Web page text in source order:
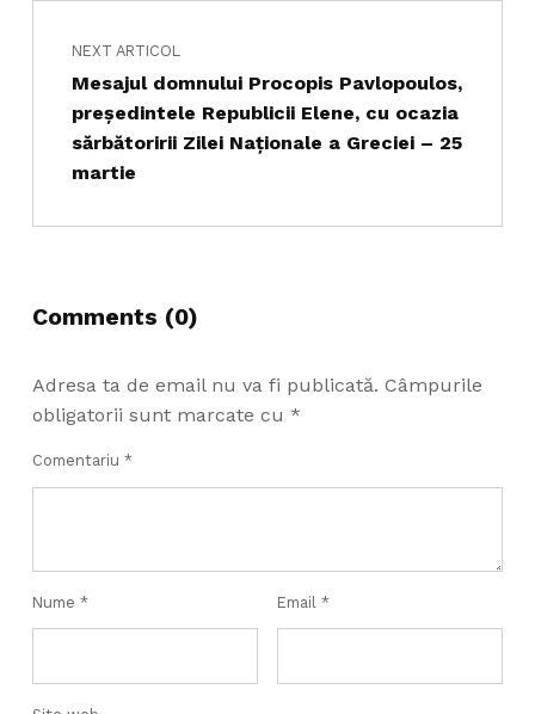
NEXT ARTICOL
Mesajul domnului Procopis Pavlopoulos,
preşedintele Republicii Elene, cu ocazia
sărbătoririi Zilei Naţionale a Greciei – 25
martie
Comments (0)
Adresa ta de email nu va fi publicată. Câmpurile
obligatorii sunt marcate cu *
Comentariu *
Nume * Email *